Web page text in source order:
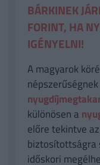
BÁRKINEK
FORINT, HA
IGÉNYELNI!
A magyarok
különösen a
előre tekintve
biztosítottságra
időskori